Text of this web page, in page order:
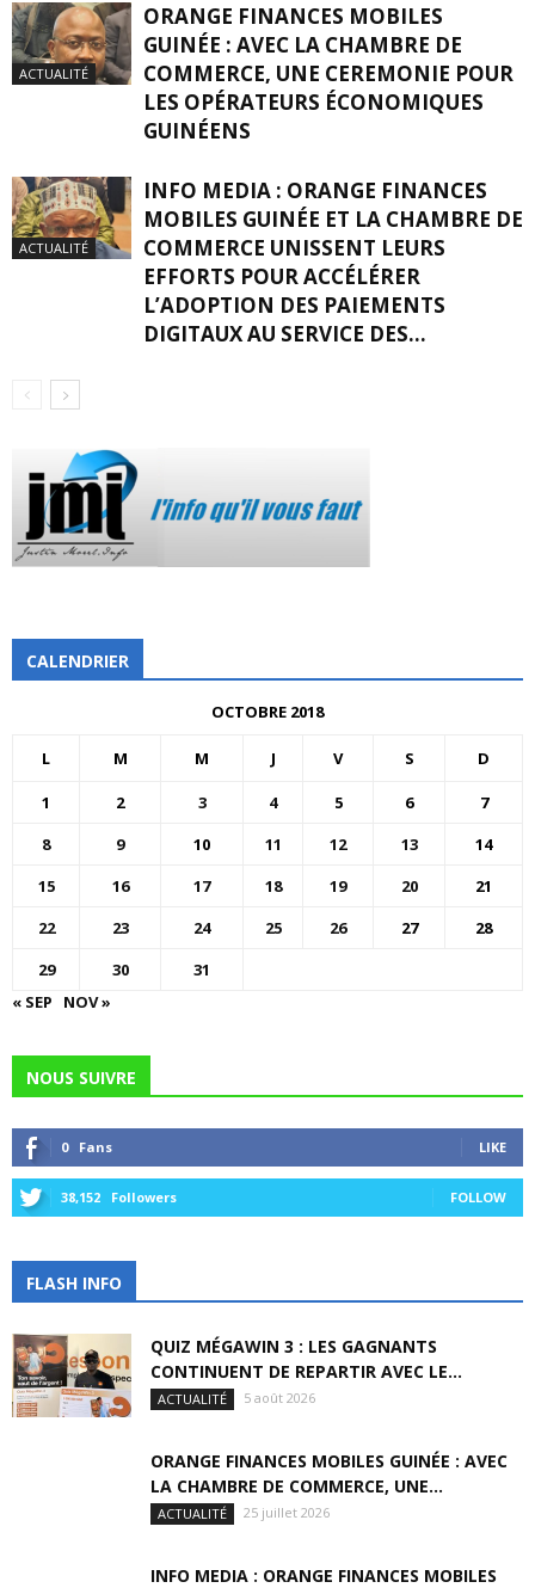
ACTUALITÉ
ORANGE FINANCES MOBILES
GUINÉE : AVEC LA CHAMBRE DE
COMMERCE, UNE CEREMONIE POUR
LES OPÉRATEURS ÉCONOMIQUES
GUINÉENS
ACTUALITÉ
INFO MEDIA : ORANGE FINANCES
MOBILES GUINÉE ET LA CHAMBRE DE
COMMERCE UNISSENT LEURS
EFFORTS POUR ACCÉLÉRER
L’ADOPTION DES PAIEMENTS
DIGITAUX AU SERVICE DES...
CALENDRIER
OCTOBRE 2018
L M M J V S D
1 2 3 4 5 6
7
8
9 10 11 12 13
14
15
16 17 18 19 20
21
22
23 24 25 26 27
28
29
30
31
« SEP
NOV »
NOUS SUIVRE
0 Fans LIKE
38,152 Followers FOLLOW
FLASH INFO
QUIZ MÉGAWIN 3 : LES GAGNANTS
CONTINUENT DE REPARTIR AVEC LE...
ACTUALITÉ 5 août 2026
ORANGE FINANCES MOBILES GUINÉE : AVEC
LA CHAMBRE DE COMMERCE, UNE...
ACTUALITÉ 25 juillet 2026
INFO MEDIA : ORANGE FINANCES MOBILES